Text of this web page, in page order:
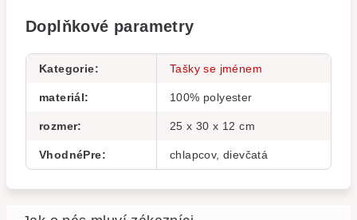
Doplňkové parametry
Kategorie: Tašky se jménem
materiál: 100% polyester
rozmer: 25 x 30 x 12 cm
VhodnéPre: chlapcov, dievčatá